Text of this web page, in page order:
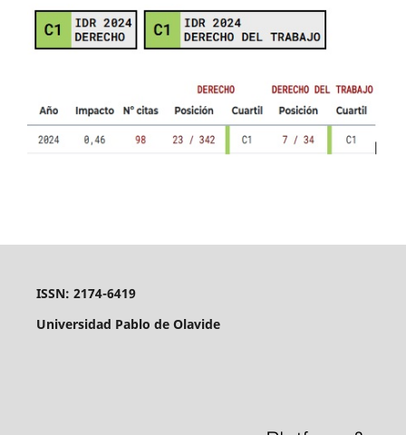
ISSN: 2174-6419
Universidad Pablo de Olavide